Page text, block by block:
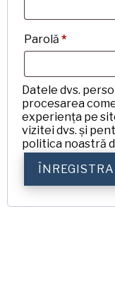
Parolă *
Datele dvs.
procesarea
experiența pe
vizitei dvs. și
politica noastră